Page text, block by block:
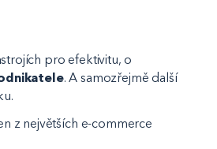
pro efektivitu, o
. A samozřejmě další
z největších e-commerce